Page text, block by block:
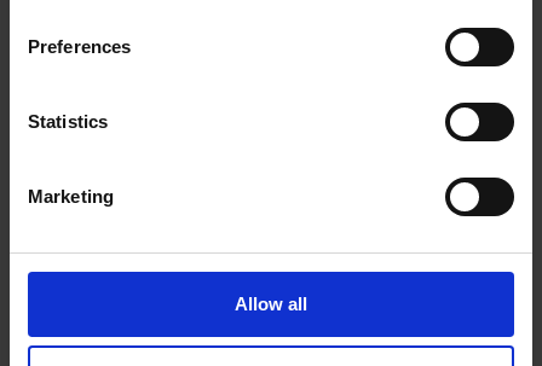
Preferences
Statistics
Marketing
Allow all
Nous suivre
9:00 am - 6:30 pm